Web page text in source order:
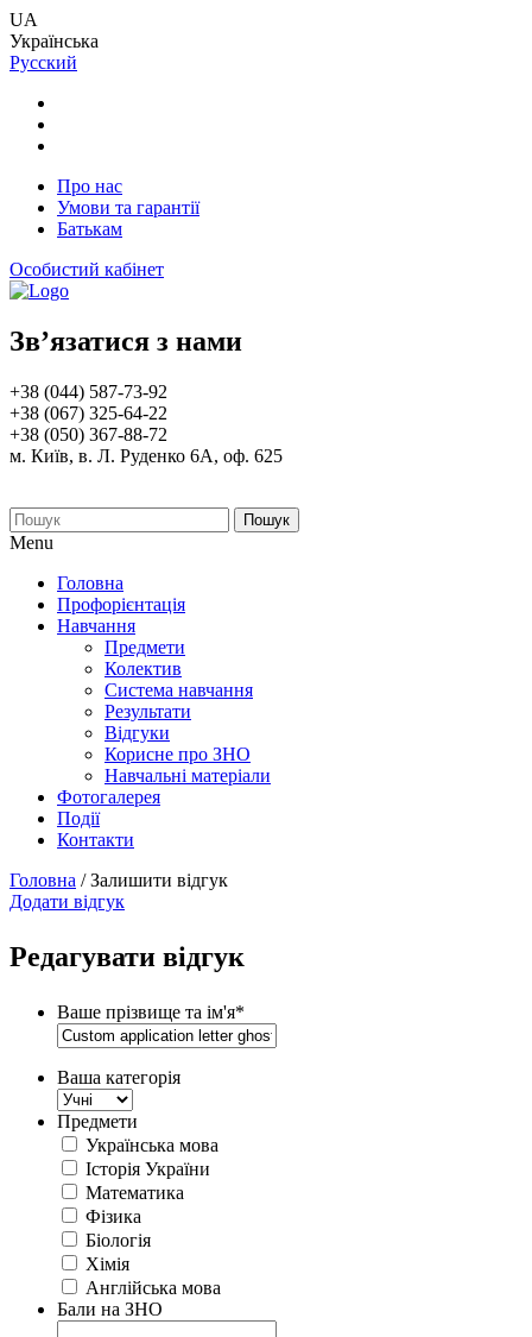
UA
Українська
Русский
Про нас
Умови та гарантії
Батькам
Особистий кабінет
Зв’язатися з нами
+38 (044) 587-73-92
+38 (067) 325-64-22
+38 (050) 367-88-72
м. Київ, в. Л. Руденко 6А, оф. 625
Пошук
Menu
Головна
Профорієнтація
Навчання
Предмети
Колектив
Система навчання
Результати
Відгуки
Корисне про ЗНО
Навчальні матеріали
Фотогалерея
Події
Контакти
Головна /Залишити відгук
Додати відгук
Редагувати відгук
Ваше прізвище та ім'я*
Ваша категорія
Предмети
Українська мова
Історія України
Математика
Фізика
Біологія
Хімія
Англійська мова
Бали на ЗНО